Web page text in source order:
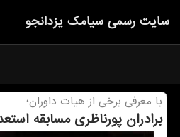
سایت رسمی سیامك یزدانجو
با معرفی برخی از هیات داوران؛
برادران پورناظری مسابقه